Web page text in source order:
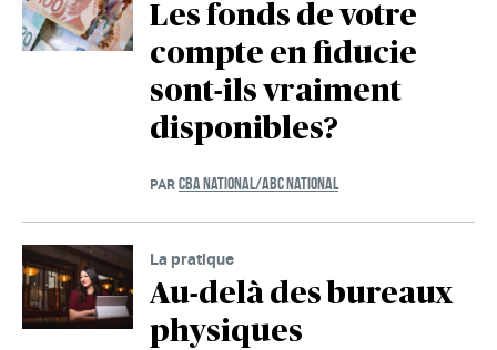
Les fonds de votre
compte en fiducie
sont-ils vraiment
disponibles?
PAR CBA NATIONAL/ABC NATIONAL
La pratique
Au-delà des bureaux
physiques